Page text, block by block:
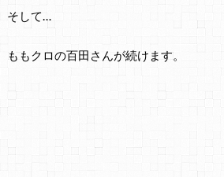
そして…
ももクロの百田さんが続けます。